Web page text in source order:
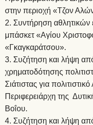
στην περιοχή «Τζον
Συντήρηση
μπάσκετ «Αγίου
«Γκαγκαράτσου».
Συζήτηση και λήψη
χρηματοδότησης
Σιάτιστας για
Περιφερειάρχη της
Βοΐου.
Συζήτηση και λήψη